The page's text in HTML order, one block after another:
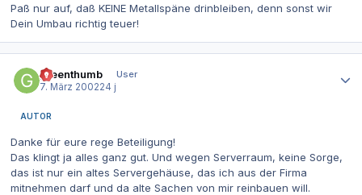
Paß nur auf, daß KEINE Metallspäne drinbleiben, denn sonst wir
Dein Umbau richtig teuer!
greenthumb
User
7. März 200224 j
AUTOR
Danke für eure rege Beteiligung!
Das klingt ja alles ganz gut. Und wegen Serverraum, keine Sorge,
das ist nur ein altes Servergehäuse, das ich aus der Firma
mitnehmen darf und da alte Sachen von mir reinbauen will.